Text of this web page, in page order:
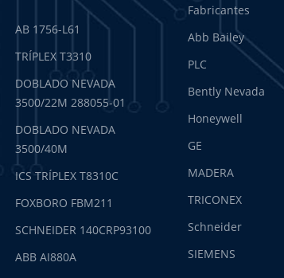
AB 1756-L61
TRÍPLEX T3310
DOBLADO NEVADA
3500/22M 288055-01
DOBLADO NEVADA
3500/40M
ICS TRÍPLEX T8310C
FOXBORO FBM211
SCHNEIDER 140CRP93100
ABB AI880A
Fabricantes
Abb Bailey
PLC
Bently Nevada
Honeywell
GE
MADERA
TRICONEX
Schneider
SIEMENS